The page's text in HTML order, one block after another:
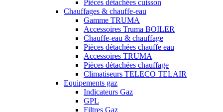
Pièces détachées cuisson
Chauffages & chauffe-eau
Gamme TRUMA
Accessoires Truma BOILER
Chauffe-eau & chauffage
Pièces détachées chauffe eau
Accessoires TRUMA
Pièces détachées chauffage
Climatiseurs TELECO TELAIR
Equipements gaz
Indicateurs Gaz
GPL
Filtres Gaz